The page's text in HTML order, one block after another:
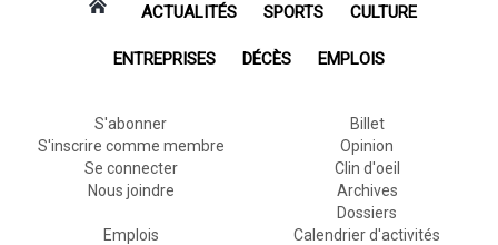
ACTUALITÉS SPORTS CULTURE
ENTREPRISES DÉCÈS EMPLOIS
S'abonner
S'inscrire comme membre
Se connecter
Nous joindre
Billet
Opinion
Clin d'oeil
Archives
Dossiers
Emplois
Calendrier d'activités